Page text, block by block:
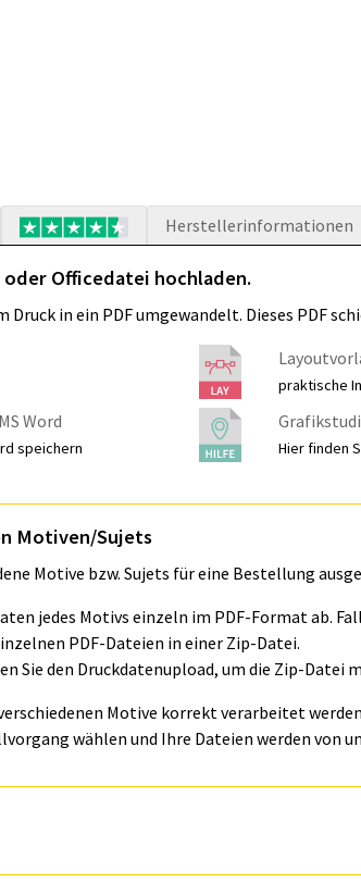
Herstellerinformationen
Officedatei hochladen.
Druck in ein PDF umgewandelt. Dieses PDF
praktische
Word
speichern Hier finden
Motiven/Sujets
Motive bzw. Sujets für eine Bestellung
jedes Motivs einzeln im PDF-Format ab.
PDF-Dateien in einer Zip-Datei.
Sie den Druckdatenupload, um die Zip-Datei
Motive korrekt verarbeitet
wählen und Ihre Dateien werden von